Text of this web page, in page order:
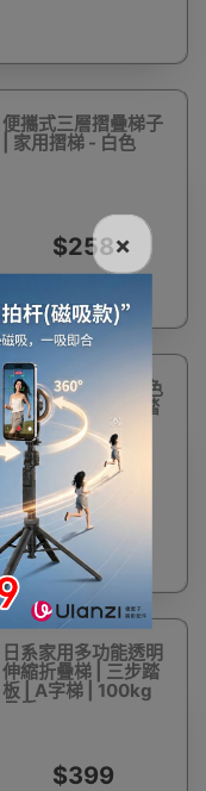
便攜式三層摺疊梯子
| 家用摺梯 - 白色
$258
日系家用多功能黑色
伸縮折疊梯 | 三步踏
板 | A字梯 | 100kg
承重
$399
日系家用多功能透明
伸縮折疊梯 | 三步踏
板 | A字梯 | 100kg
承重
$399
×